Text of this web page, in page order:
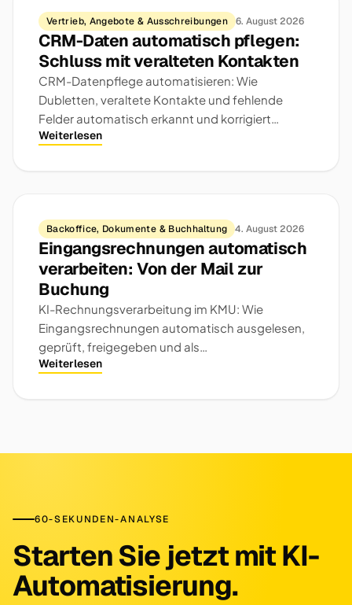
Vertrieb, Angebote & Ausschreibungen 6. August 2026
CRM-Daten automatisch pflegen:
Schluss mit veralteten Kontakten
CRM-Datenpflege automatisieren: Wie
Dubletten, veraltete Kontakte und fehlende
Felder automatisch erkannt und korrigiert
werden — ohne Datenchaos.
Weiterlesen
Backoffice, Dokumente & Buchhaltung 4. August 2026
Eingangsrechnungen automatisch
verarbeiten: Von der Mail zur
Buchung
KI-Rechnungsverarbeitung im KMU: Wie
Eingangsrechnungen automatisch ausgelesen,
geprüft, freigegeben und als
Buchungsvorschlag übergeben werden.
Weiterlesen
60-SEKUNDEN-ANALYSE
Starten Sie jetzt mit KI-
Automatisierung.